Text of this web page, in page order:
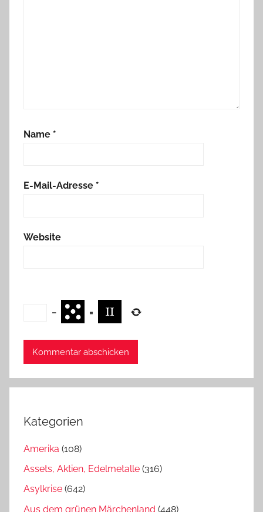
Name *
E-Mail-Adresse *
Website
− =
Kategorien
Amerika (108)
Assets, Aktien, Edelmetalle (316)
Asylkrise (642)
Aus dem grünen Märchenland (448)